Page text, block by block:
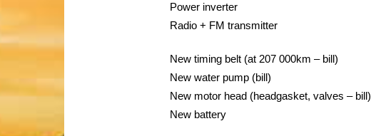
Power inverter
Radio + FM transmitter
New timing belt (at 207 000km – bill)
New water pump (bill)
New motor head (headgasket, valves – bill)
New battery